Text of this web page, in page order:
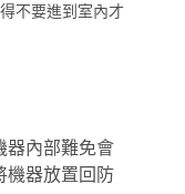
不要進到室內才
器內部難免會
機器放置回防